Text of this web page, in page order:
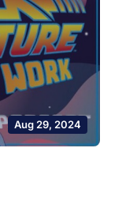
Aug 29, 2024